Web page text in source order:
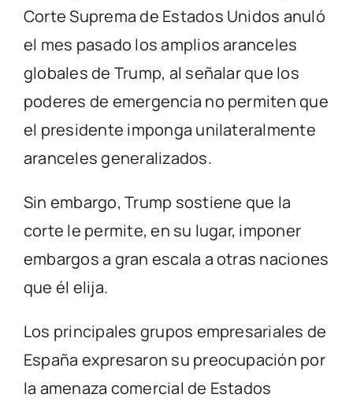
Corte Suprema de Estados Unidos anuló
el mes pasado los amplios aranceles
globales de Trump, al señalar que los
poderes de emergencia no permiten que
el presidente imponga unilateralmente
aranceles generalizados.
Sin embargo, Trump sostiene que la
corte le permite, en su lugar, imponer
embargos a gran escala a otras naciones
que él elija.
Los principales grupos empresariales de
España expresaron su preocupación por
la amenaza comercial de Estados